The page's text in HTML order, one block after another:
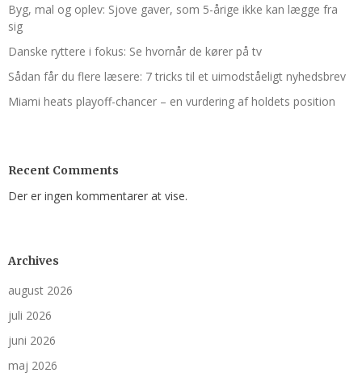
Byg, mal og oplev: Sjove gaver, som 5-årige ikke kan lægge fra
sig
Danske ryttere i fokus: Se hvornår de kører på tv
Sådan får du flere læsere: 7 tricks til et uimodståeligt nyhedsbrev
Miami heats playoff-chancer – en vurdering af holdets position
Recent Comments
Der er ingen kommentarer at vise.
Archives
august 2026
juli 2026
juni 2026
maj 2026